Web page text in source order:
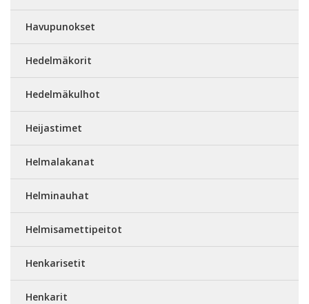
Havupunokset
Hedelmäkorit
Hedelmäkulhot
Heijastimet
Helmalakanat
Helminauhat
Helmisamettipeitot
Henkarisetit
Henkarit